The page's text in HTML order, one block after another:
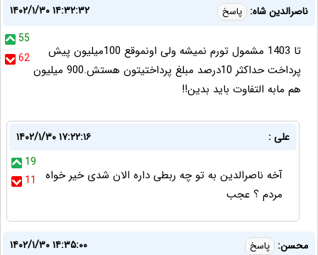
ناصرالدین شاه: پاسخ
۱۴۰۲/۱/۳۰ ۱۴:۳۲:۳۲
55
62
تا 1403 مشمول تورم نمیشه ولی اونموقع 100میلیون پیش
پرداخت حداکثر 10درصد مبلغ پرداختیتون هستش.900 میلیون
هم مابه التفاوت باید بدین!!
علی :
۱۴۰۲/۱/۳۰ ۱۷:۲۲:۱۶
19
11
آخه ناصرالدین به تو چه ربطی داره الان شدی خیر خواه
مردم ؟ عجب
محسن: پاسخ
۱۴۰۲/۱/۳۰ ۱۴:۳۵:۰۰